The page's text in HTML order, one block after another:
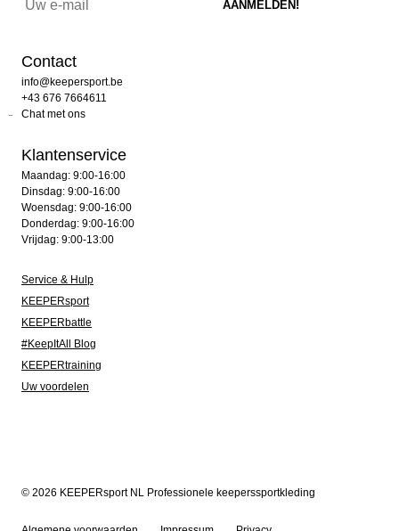
Contact
info@keepersport.be
+43 676 7664611
Chat met ons
Klantenservice
Maandag: 9:00-16:00
Dinsdag: 9:00-16:00
Woensdag: 9:00-16:00
Donderdag: 9:00-16:00
Vrijdag: 9:00-13:00
Service & Hulp
KEEPERsport
KEEPERbattle
#KeepItAll Blog
KEEPERtraining
Uw voordelen
© 2026 KEEPERsport NL Professionele keeperssportkleding